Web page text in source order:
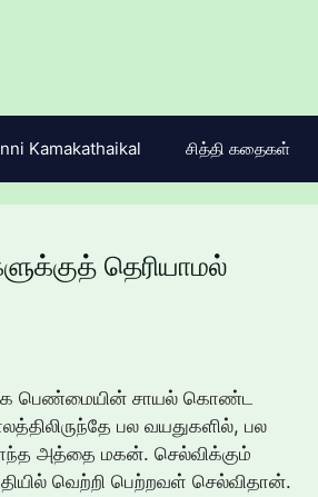
Kamakathaikal சித்தி கதைகள்
தெரியாமல்
பெண்மையின் சாயல் கொண்ட
பல வயதுகளில், பல
அத்தை மகன். செல்விக்கும்
வெற்றி பெற்றவள் செல்விதான்.